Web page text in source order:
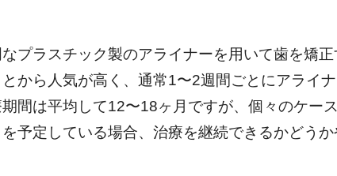
プラスチック製のアライナーを用いて歯を矯
から人気が高く、通常1〜2週間ごとにアライ
間は平均して12〜18ヶ月ですが、個々のケー
予定している場合、治療を継続できるかどう